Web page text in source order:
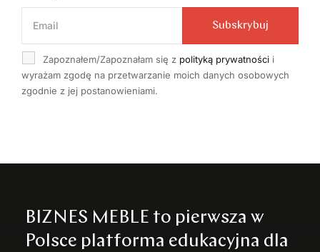
Zapoznałem/Zapoznałam się z polityką prywatności i
wyrażam zgodę na przetwarzanie moich danych osobowych
zgodnie z jej postanowieniami.
Subskrybuj
BIZNES MEBLE to pierwsza w
Polsce platforma edukacyjna dla